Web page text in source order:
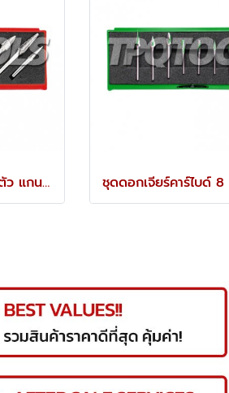
ชุดดอกเจียร์คาร์ไบด์ 8 ตัว แกน 6 มม. YRK-210-9886K